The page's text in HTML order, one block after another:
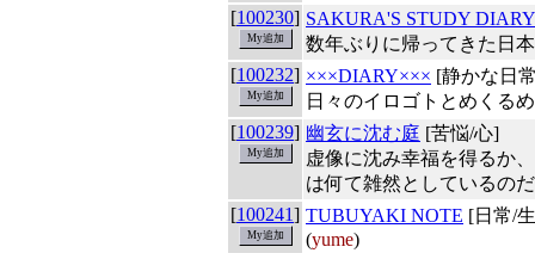
[100230] SAKURA'S STUDY DIARY
数年ぶりに帰ってきた日
[100232] ×××DIARY××× [静かな日
日々のイロゴトとめくる
[100239] 幽玄に沈む庭 [苦悩/心]
虚像に沈み幸福を得るか
は何て雑然としているの
[100241] TUBUYAKI NOTE [日常/
(yume)